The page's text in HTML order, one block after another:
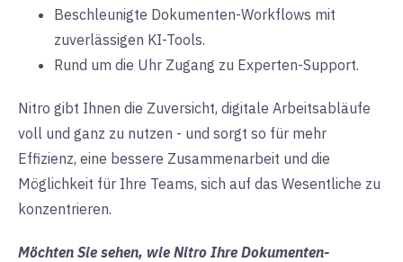
Beschleunigte Dokumenten-Workflows mit
zuverlässigen KI-Tools.
Rund um die Uhr Zugang zu Experten-Support.
Nitro gibt Ihnen die Zuversicht, digitale Arbeitsabläufe
voll und ganz zu nutzen - und sorgt so für mehr
Effizienz, eine bessere Zusammenarbeit und die
Möglichkeit für Ihre Teams, sich auf das Wesentliche zu
konzentrieren.
Möchten Sie sehen, wie Nitro Ihre Dokumenten-